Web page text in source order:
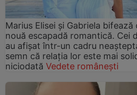
Marius Elisei și Gabriela bifează
nouă escapadă romantică. Cei
au afișat într-un cadru
semn că relația lor este mai
niciodată Vedete românești